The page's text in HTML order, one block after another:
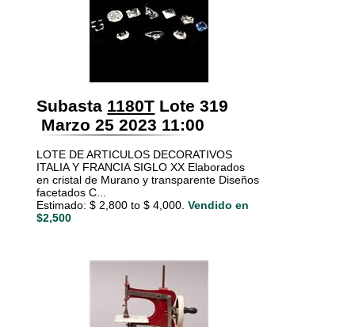
Subasta 1180T Lote 319
Marzo 25 2023 11:00
LOTE DE ARTICULOS DECORATIVOS
ITALIA Y FRANCIA SIGLO XX Elaborados
en cristal de Murano y transparente Diseños
facetados C...
Estimado: $ 2,800 to $ 4,000. Vendido en
$2,500